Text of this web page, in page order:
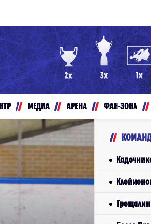
МЕДИА АРЕНА ФАН-ЗОНА
Трещалин